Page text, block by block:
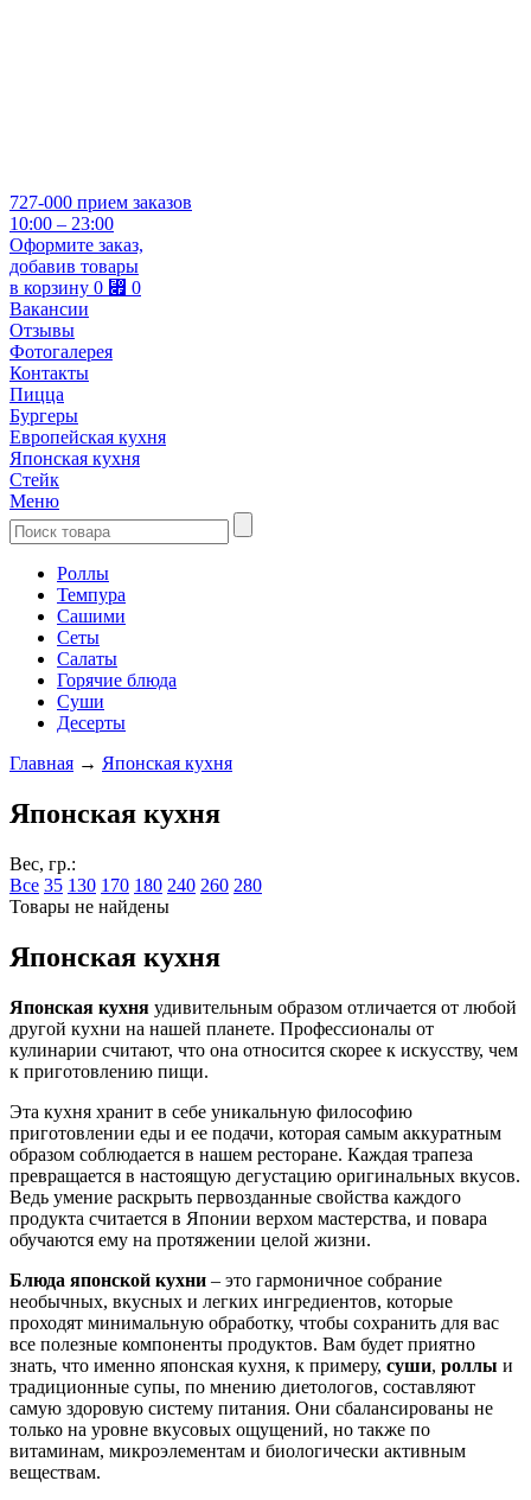
727-000 прием заказов
10:00 – 23:00
Оформите заказ,
добавив товары
в корзину 0 ⃏ 0
Вакансии
Отзывы
Фотогалерея
Контакты
Пицца
Бургеры
Европейская кухня
Японская кухня
Стейк
Меню
Роллы
Темпура
Сашими
Сеты
Салаты
Горячие блюда
Суши
Десерты
Главная → Японская кухня
Японская кухня
Вес, гр.:
Все 35 130 170 180 240 260 280
Товары не найдены
Японская кухня
Японская кухня удивительным образом отличается от любой
другой кухни на нашей планете. Профессионалы от
кулинарии считают, что она относится скорее к искусству, чем
к приготовлению пищи.
Эта кухня хранит в себе уникальную философию
приготовлении еды и ее подачи, которая самым аккуратным
образом соблюдается в нашем ресторане. Каждая трапеза
превращается в настоящую дегустацию оригинальных вкусов.
Ведь умение раскрыть первозданные свойства каждого
продукта считается в Японии верхом мастерства, и повара
обучаются ему на протяжении целой жизни.
Блюда японской кухни – это гармоничное собрание
необычных, вкусных и легких ингредиентов, которые
проходят минимальную обработку, чтобы сохранить для вас
все полезные компоненты продуктов. Вам будет приятно
знать, что именно японская кухня, к примеру, суши, роллы и
традиционные супы, по мнению диетологов, составляют
самую здоровую систему питания. Они сбалансированы не
только на уровне вкусовых ощущений, но также по
витаминам, микроэлементам и биологически активным
веществам.